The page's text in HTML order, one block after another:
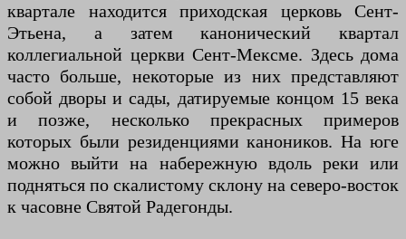
квартале находится приходская церковь Сент-
Этьена, а затем канонический квартал
коллегиальной церкви Сент-Мексме. Здесь дома
часто больше, некоторые из них представляют
собой дворы и сады, датируемые концом 15 века
и позже, несколько прекрасных примеров
которых были резиденциями каноников. На юге
можно выйти на набережную вдоль реки или
подняться по скалистому склону на северо-восток
к часовне Святой Радегонды.